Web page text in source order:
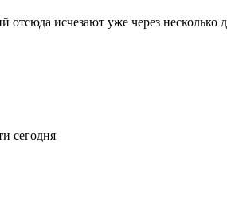
исчезают уже через несколько
сегодня